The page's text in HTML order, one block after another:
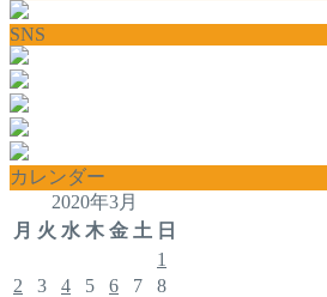
SNS
カレンダー
2020年3月
月 火 水 木 金 土 日
1
2
3 4 5 6 7
8